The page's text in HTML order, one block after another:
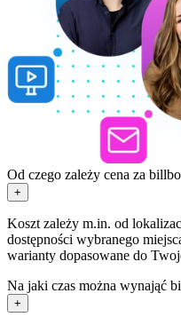
Od czego zależy cena za
+
Koszt zależy m.in. od
dostępności wybranego
warianty dopasowane do
Na jaki czas można wynająć
+